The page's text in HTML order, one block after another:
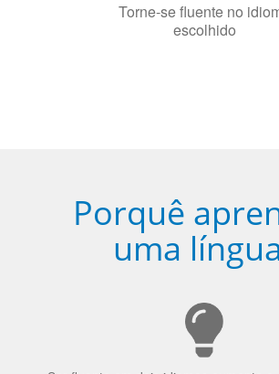
Torne-se fluente no
escolhido
Porquê
uma